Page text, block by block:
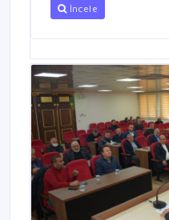
İncele